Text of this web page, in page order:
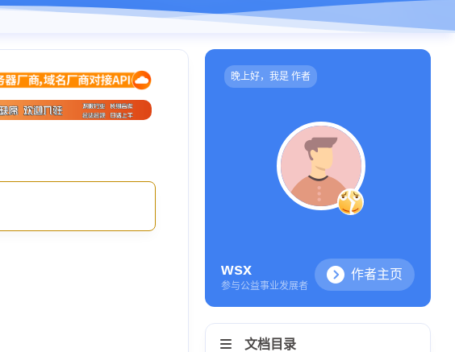
晚上好，我是 作者
作者主页
wsx
参与公益事业发展者
文档目录